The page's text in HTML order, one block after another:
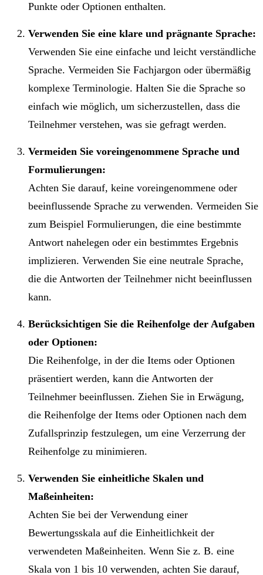
Punkte oder Optionen enthalten.
Verwenden Sie eine klare und prägnante Sprache:
Verwenden Sie eine einfache und leicht verständliche
Sprache. Vermeiden Sie Fachjargon oder übermäßig
komplexe Terminologie. Halten Sie die Sprache so
einfach wie möglich, um sicherzustellen, dass die
Teilnehmer verstehen, was sie gefragt werden.
Vermeiden Sie voreingenommene Sprache und
Formulierungen:
Achten Sie darauf, keine voreingenommene oder
beeinflussende Sprache zu verwenden. Vermeiden Sie
zum Beispiel Formulierungen, die eine bestimmte
Antwort nahelegen oder ein bestimmtes Ergebnis
implizieren. Verwenden Sie eine neutrale Sprache,
die die Antworten der Teilnehmer nicht beeinflussen
kann.
Berücksichtigen Sie die Reihenfolge der Aufgaben
oder Optionen:
Die Reihenfolge, in der die Items oder Optionen
präsentiert werden, kann die Antworten der
Teilnehmer beeinflussen. Ziehen Sie in Erwägung,
die Reihenfolge der Items oder Optionen nach dem
Zufallsprinzip festzulegen, um eine Verzerrung der
Reihenfolge zu minimieren.
Verwenden Sie einheitliche Skalen und
Maßeinheiten:
Achten Sie bei der Verwendung einer
Bewertungsskala auf die Einheitlichkeit der
verwendeten Maßeinheiten. Wenn Sie z. B. eine
Skala von 1 bis 10 verwenden, achten Sie darauf,